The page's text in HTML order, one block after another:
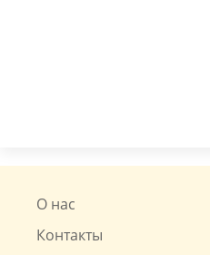
О нас
Контакты